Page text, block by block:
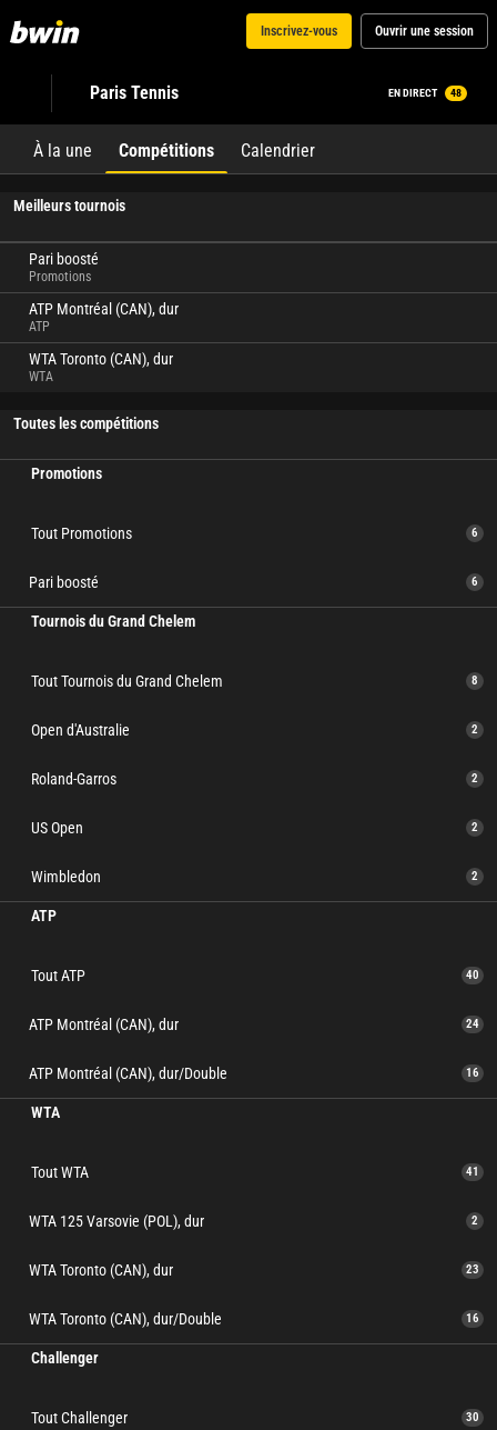
Inscrivez-vous Ouvrir une session
Paris Tennis EN DIRECT 48
À la une Compétitions Calendrier
Meilleurs tournois
Pari boosté
Promotions
ATP Montréal (CAN), dur
ATP
WTA Toronto (CAN), dur
WTA
Toutes les compétitions
Promotions
Tout Promotions 6
Pari boosté 6
Tournois du Grand Chelem
Tout Tournois du Grand Chelem 8
Open d'Australie 2
Roland-Garros 2
US Open 2
Wimbledon 2
ATP
Tout ATP 40
ATP Montréal (CAN), dur 24
ATP Montréal (CAN), dur/Double 16
WTA
Tout WTA 41
WTA 125 Varsovie (POL), dur 2
WTA Toronto (CAN), dur 23
WTA Toronto (CAN), dur/Double 16
Challenger
Tout Challenger 30